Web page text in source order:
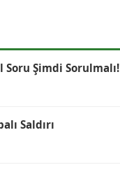
Şimdi Sorulmalı!
Saldırı